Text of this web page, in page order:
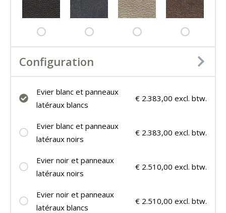
Configuration
Evier blanc et panneaux
latéraux blancs
€ 2.383,00 excl. btw.
Evier blanc et panneaux
latéraux noirs
€ 2.383,00 excl. btw.
Evier noir et panneaux
latéraux noirs
€ 2.510,00 excl. btw.
Evier noir et panneaux
latéraux blancs
€ 2.510,00 excl. btw.